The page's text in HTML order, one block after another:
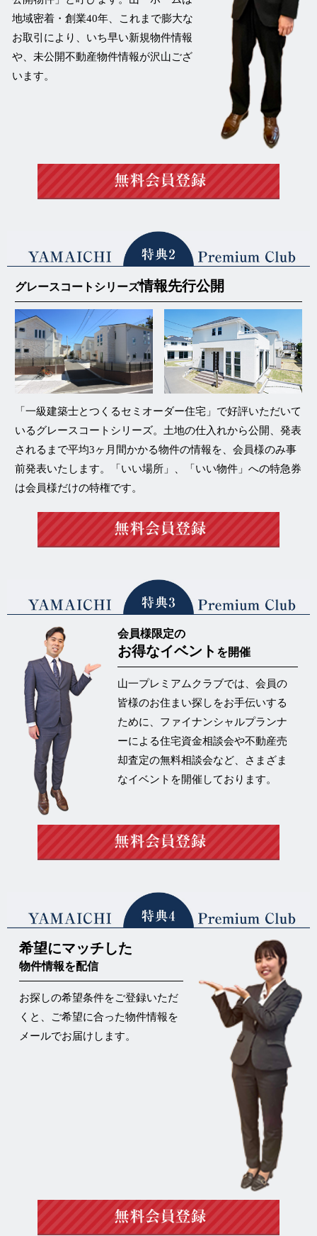
地域密着・創業40年、これまで膨大な
お取引により、いち早い新規物件情報
や、未公開不動産物件情報が沢山ござ
います。
グレースコートシリーズ情報先行公開
「一級建築士とつくるセミオーダー住宅」 で好評いただいて
いるグレースコートシリーズ。土地の仕入れから公開、発表
されるまで平均3ヶ月間かかる物件の情報を、 会員様のみ事
前発表いたします。「いい場所」、「いい物件」への特急券
は会員様だけの特権です。
会員様限定の
お得なイベント を開催
山一プレミアムクラブでは、会員の
皆様のお住まい探しをお手伝いする
ために、ファイナンシャルプランナ
ーによる住宅資金相談会や不動産売
却査定の無料相談会など、さまざま
なイベントを開催 しております。
希望にマッチした
物件情報を配信
お探しの希望条件をご登録いただ
くと、ご希望に合った物件情報を
メールでお届けします。